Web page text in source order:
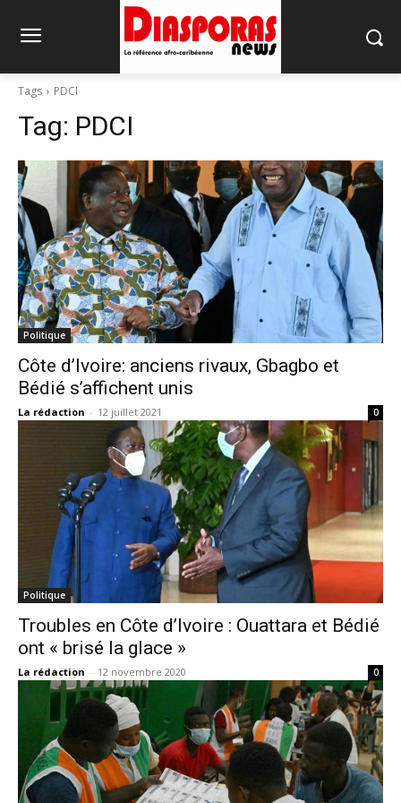
Tags PDCI
Tag: PDCI
Politique
Côte d’Ivoire: anciens rivaux, Gbagbo et
Bédié s’affichent unis
La rédaction - 12 juillet 2021 0
Politique
Troubles en Côte d’Ivoire : Ouattara et Bédié
ont « brisé la glace »
La rédaction - 12 novembre 2020 0